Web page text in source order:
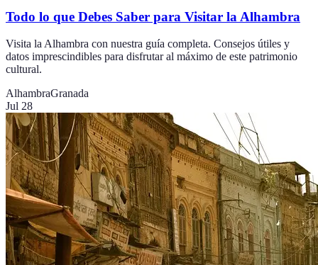
Todo lo que Debes Saber para Visitar la Alhambra
Visita la Alhambra con nuestra guía completa. Consejos útiles y
datos imprescindibles para disfrutar al máximo de este patrimonio
cultural.
AlhambraGranada
Jul 28